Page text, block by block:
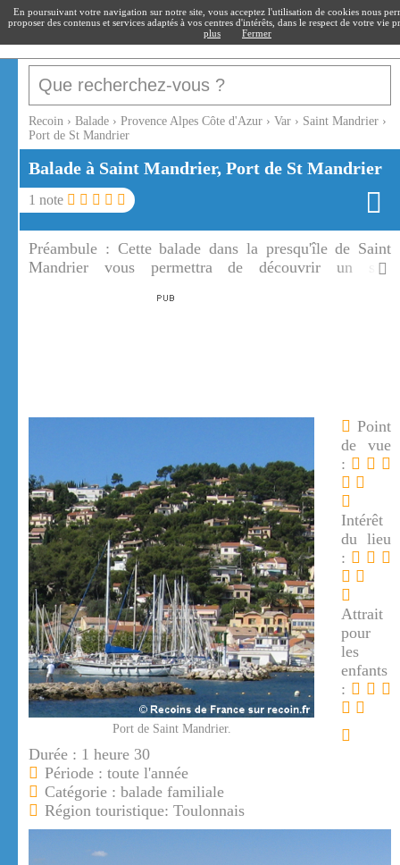
recoin.fr
Recoin › Balade › Provence Alpes Côte d'Azur › Var › Saint Mandrier ›
Port de St Mandrier
Balade à Saint Mandrier, Port de St Mandrier
1 note
Préambule : Cette balade dans la presqu'île de Saint
Mandrier vous permettra de découvrir un site
Mandrier sur mer est un joli petit port qui a gardé son
Port de Saint Mandrier.
Point
de vue
:
Intérêt
du lieu
:
Attrait
pour
les
enfants
:
Durée : 1 heure 30
Période : toute l'année
Catégorie : balade familiale
Région touristique: Toulonnais
En poursuivant votre navigation sur notre site, vous acceptez l'utilisation de cookies nous
proposer des contenus et services adaptés à vos centres d'intérêts, dans le respect de votre vie
plus
Fermer